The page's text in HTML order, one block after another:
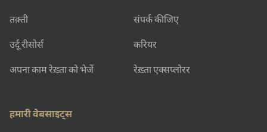
तक़्ती
उर्दू रीसोर्स
अपना काम रेख़्ता को भेजें
संपर्क कीजिए
करियर
रेख़्ता एक्सप्लोरर
हमारी वेबसाइट्स